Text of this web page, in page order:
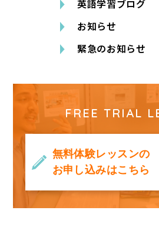
英語学習ブログ
お知らせ
緊急のお知らせ
FREE TRIAL
無料体験レッスンの
お申し込みはこちら